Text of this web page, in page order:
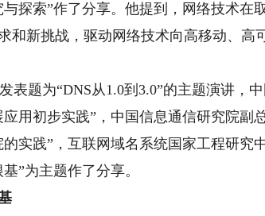
索”作了分享。他提到，网络技术在
和新挑战，驱动网络技术向高移动、高
题为“DNS从1.0到3.0”的主题演讲，
用初步实践”，中国信息通信研究院副
实践”，互联网域名系统国家工程研究
”为主题作了分享。